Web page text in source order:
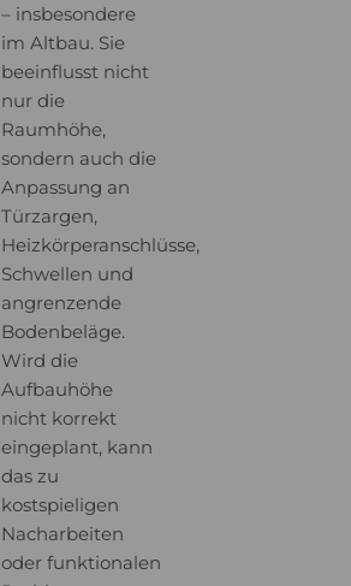
– insbesondere
im Altbau. Sie
beeinflusst nicht
nur die
Raumhöhe,
sondern auch die
Anpassung an
Türzargen,
Heizkörperanschlüsse,
Schwellen und
angrenzende
Bodenbeläge.
Wird die
Aufbauhöhe
nicht korrekt
eingeplant, kann
das zu
kostspieligen
Nacharbeiten
oder funktionalen